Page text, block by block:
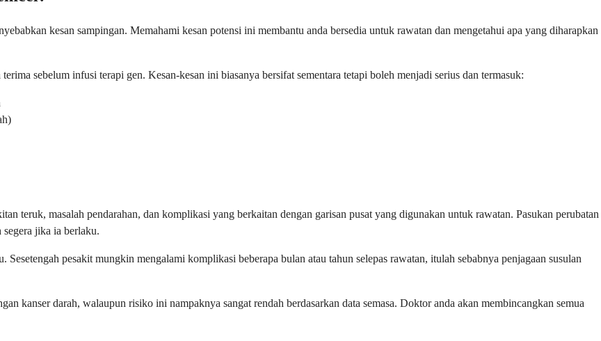
kesan sampingan. Memahami kesan potensi ini membantu anda bersedia untuk rawatan dan mengetahui apa yang diharapkan
sebelum infusi terapi gen. Kesan-kesan ini biasanya bersifat sementara tetapi boleh menjadi serius dan termasuk:
teruk, masalah pendarahan, dan komplikasi yang berkaitan dengan garisan pusat yang digunakan untuk rawatan. Pasukan perubatan
jika ia berlaku.
pesakit mungkin mengalami komplikasi beberapa bulan atau tahun selepas rawatan, itulah sebabnya penjagaan susulan
kanser darah, walaupun risiko ini nampaknya sangat rendah berdasarkan data semasa. Doktor anda akan membincangkan semua